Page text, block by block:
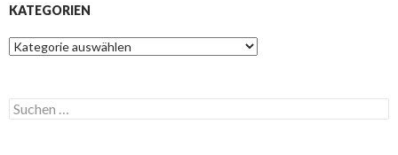
KATEGORIEN
K
a
g
o
S
u